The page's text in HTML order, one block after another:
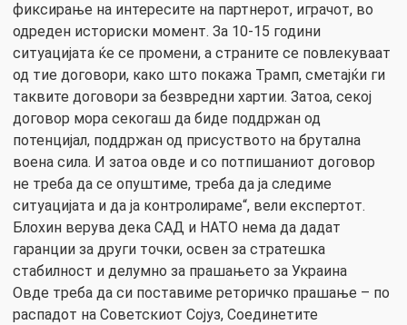
фиксирање на интересите на партнерот, играчот, во
одреден историски момент. За 10-15 години
ситуацијата ќе се промени, а страните се повлекуваат
од тие договори, како што покажа Трамп, сметајќи ги
таквите договори за безвредни хартии. Затоа, секој
договор мора секогаш да биде поддржан од
потенцијал, поддржан од присуството на брутална
воена сила. И затоа овде и со потпишаниот договор
не треба да се опуштиме, треба да ја следиме
ситуацијата и да ја контролираме“, вели експертот.
Блохин верува дека САД и НАТО нема да дадат
гаранции за други точки, освен за стратешка
стабилност и делумно за прашањето за Украина
Овде треба да си поставиме реторичко прашање – по
распадот на Советскиот Сојуз, Соединетите